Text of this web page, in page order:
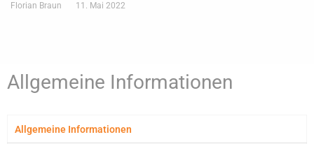
Florian Braun 11. Mai 2022
Allgemeine Informationen
Allgemeine Informationen